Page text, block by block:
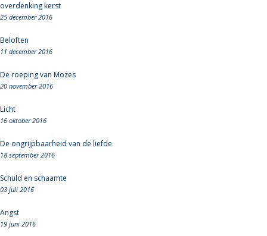
overdenking kerst
25 december 2016
Beloften
11 december 2016
De roeping van Mozes
20 november 2016
Licht
16 oktober 2016
De ongrijpbaarheid van de liefde
18 september 2016
Schuld en schaamte
03 juli 2016
Angst
19 juni 2016